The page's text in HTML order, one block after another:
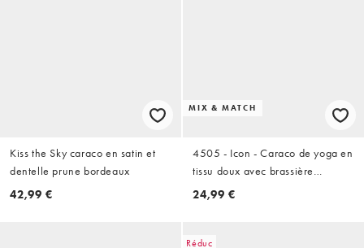
Kiss the Sky caraco en satin et
dentelle prune bordeaux
42,99 €
MIX & MATCH
4505 - Icon - Caraco de yoga en
tissu doux avec brassière
intégrée et bretelles réglables -
24,99 €
Réduc